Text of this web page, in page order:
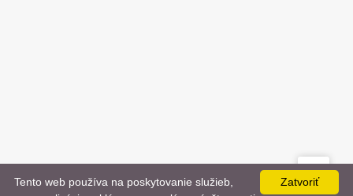
Zatvoriť
Tento web používa na poskytovanie služieb,